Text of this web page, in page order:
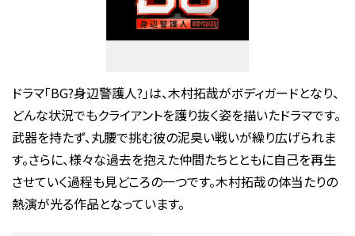
ドラマ「BG?身辺警護人?」は、木村拓哉がボディガードとなり、
どんな状況でもクライアントを護り抜く姿を描いたドラマです。
武器を持たず、丸腰で挑む彼の泥臭い戦いが繰り広げられま
す。さらに、様々な過去を抱えた仲間たちとともに自己を再生
させていく過程も見どころの一つです。木村拓哉の体当たりの
熱演が光る作品となっています。